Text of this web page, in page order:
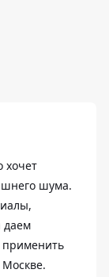
хочет
шума.
даем